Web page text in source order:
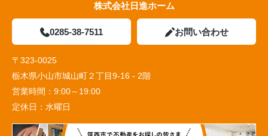
株式会社日進ホーム
0285-38-7511 お問い合わせ
〒323-0025
栃木県小山市城山町２丁目9-16 - 2階
営業時間： 9:00～19:00
定休日： 水曜日